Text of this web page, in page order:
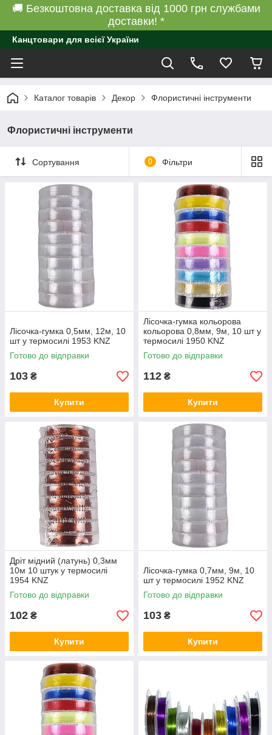
🚚 Безкоштовна доставка від 1000 грн службами
доставки! *
Канцтовари для всієї України
Каталог товарів Декор Флористичні інструменти
Флористичні інструменти
Сортування 0 Фільтри
Лісочка-гумка 0,5мм, 12м, 10
шт у термосилі 1953 KNZ
Готово до відправки
103 ₴
Купити
Лісочка-гумка кольорова
кольорова 0,8мм, 9м, 10 шт у
термосилі 1950 KNZ
Готово до відправки
112 ₴
Купити
Дріт мідний (латунь) 0,3мм
10м 10 штук у термосилі
1954 KNZ
Готово до відправки
102 ₴
Купити
Лісочка-гумка 0,7мм, 9м, 10
шт у термосилі 1952 KNZ
Готово до відправки
103 ₴
Купити